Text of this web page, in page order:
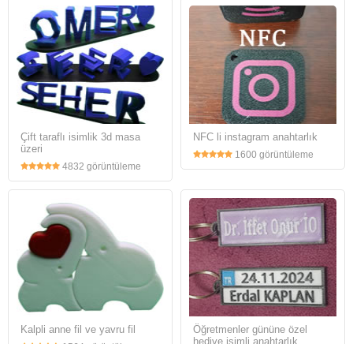
Çift taraflı isimlik 3d masa
üzeri
4832 görüntüleme
NFC li instagram anahtarlık
1600 görüntüleme
Kalpli anne fil ve yavru fil
Öğretmenler gününe özel
hediye isimli anahtarlık